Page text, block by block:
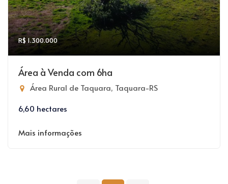
R$ 1.300.000
Área à Venda com 6ha
Área Rural de Taquara, Taquara-RS
6,60 hectares
Mais informações